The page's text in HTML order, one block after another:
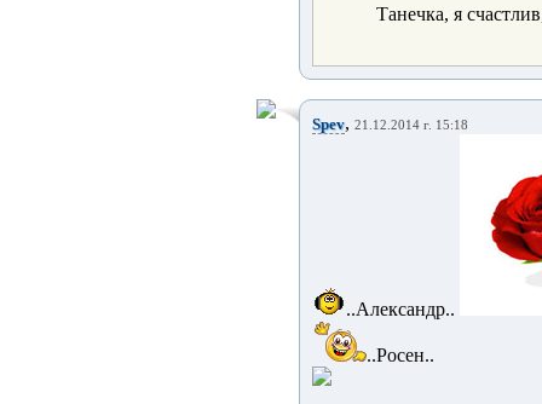
Танечка, я
Spev, 21.12.2014 г. 15:18
..Александр..
..Росен..